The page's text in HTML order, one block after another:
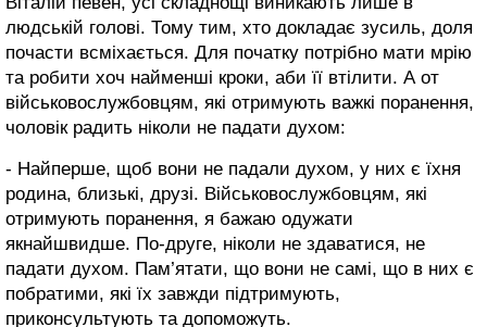
людській голові. Тому тим, хто докладає зусиль, доля
почасти всміхається. Для початку потрібно мати мрію
та робити хоч найменші кроки, аби її втілити. А от
військовослужбовцям, які отримують важкі поранення,
чоловік радить ніколи не падати духом:
- Найперше, щоб вони не падали духом, у них є їхня
родина, близькі, друзі. Військовослужбовцям, які
отримують поранення, я бажаю одужати
якнайшвидше. По-друге, ніколи не здаватися, не
падати духом. Пам’ятати, що вони не самі, що в них є
побратими, які їх завжди підтримують,
приконсультують та допоможуть.